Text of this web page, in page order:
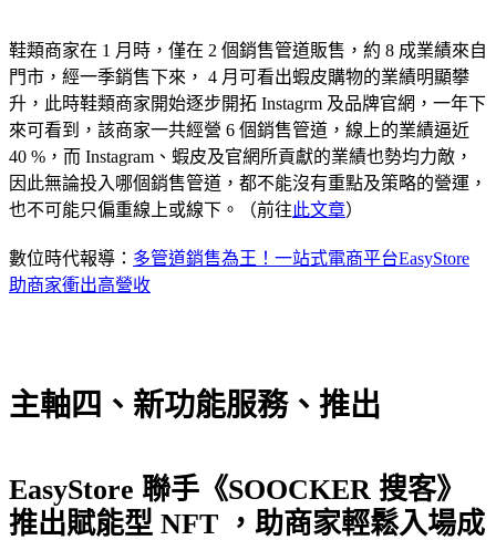
鞋類商家在 1 月時，僅在 2 個銷售管道販售，約 8 成業績來自
門市，經一季銷售下來， 4 月可看出蝦皮購物的業績明顯攀
升，此時鞋類商家開始逐步開拓 Instagrm 及品牌官網，一年下
來可看到，該商家一共經營 6 個銷售管道，線上的業績逼近
40 %，而 Instagram、蝦皮及官網所貢獻的業績也勢均力敵，
因此無論投入哪個銷售管道，都不能沒有重點及策略的營運，
也不可能只偏重線上或線下。（前往此文章）
數位時代報導： 多管道銷售為王！一站式電商平台EasyStore
助商家衝出高營收
主軸四、新功能服務、推出
EasyStore 聯手《SOOCKER 搜客》
推出賦能型 NFT ，助商家輕鬆入場成